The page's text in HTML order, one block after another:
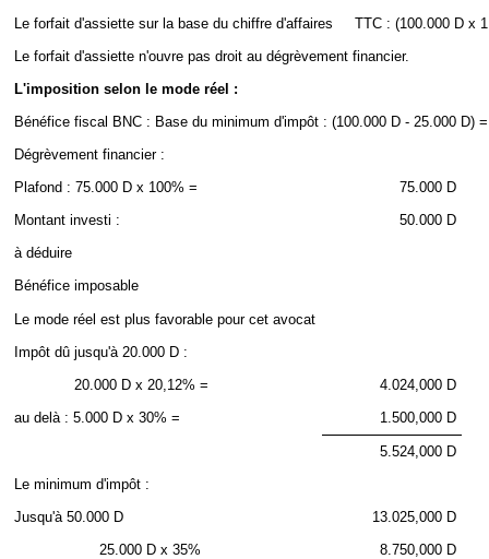
Le forfait d'assiette sur la base du chiffre d'affaires
TTC : (100.000 D x
Le forfait d'assiette n'ouvre pas droit au dégrèvement financier.
L'imposition selon le mode réel :
Bénéfice fiscal BNC : Base du minimum d'impôt : (100.000 D - 25.000 D) =
Dégrèvement financier :
Plafond : 75.000 D x 100% =
75.000 D
Montant investi :
50.000 D
à déduire
Bénéfice imposable
Le mode réel est plus favorable pour cet avocat
Impôt dû jusqu'à 20.000 D :
20.000 D x 20,12% =
4.024,000 D
au delà : 5.000 D x 30% = 1.500,000 D
5.524,000 D
Le minimum d'impôt :
Jusqu'à 50.000 D
13.025,000 D
25.000 D x 35%
8.750,000 D